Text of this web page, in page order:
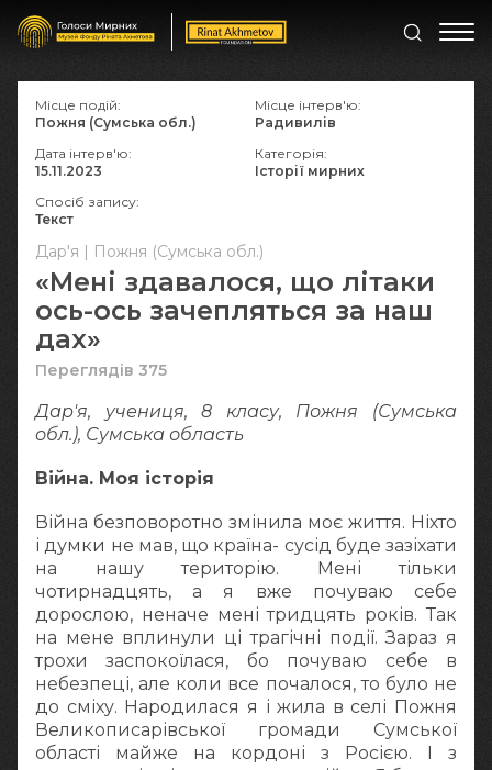
Дар'я | Пожня (Сумська обл.)
«Мені здавалося, що літаки
ось-ось зачепляться за наш
дах»
Переглядів 375
Дар'я, учениця, 8 класу, Пожня (Сумська
обл.), Сумська область
Війна. Моя історія
Війна безповоротно змінила моє життя. Ніхто
і думки не мав, що країна- сусід буде зазіхати
на нашу територію. Мені тільки
чотирнадцять, а я вже почуваю себе
дорослою, неначе мені тридцять років. Так
на мене вплинули ці трагічні події. Зараз я
трохи заспокоїлася, бо почуваю себе в
небезпеці, але коли все почалося, то було не
до сміху. Народилася я і жила в селі Пожня
Великописарівської громади Сумської
області майже на кордоні з Росією. І з
Місце подій:
Пожня (Сумська обл.)
Місце інтерв'ю:
Радивилів
Дата інтерв'ю:
15.11.2023
Категорія:
Історії мирних
Спосіб запису:
Текст